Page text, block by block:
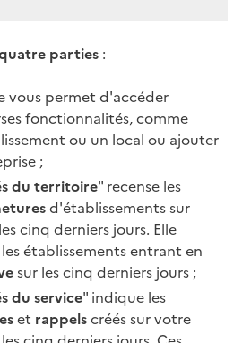
parties :
vous permet d'accéder
fonctionnalités, comme
ou un local ou ajouter
;
du territoire" recense les
d'établissements sur
cinq derniers jours. Elle
établissements entrant en
sur les cinq derniers jours ;
du service" indique les
et rappelscréés sur votre